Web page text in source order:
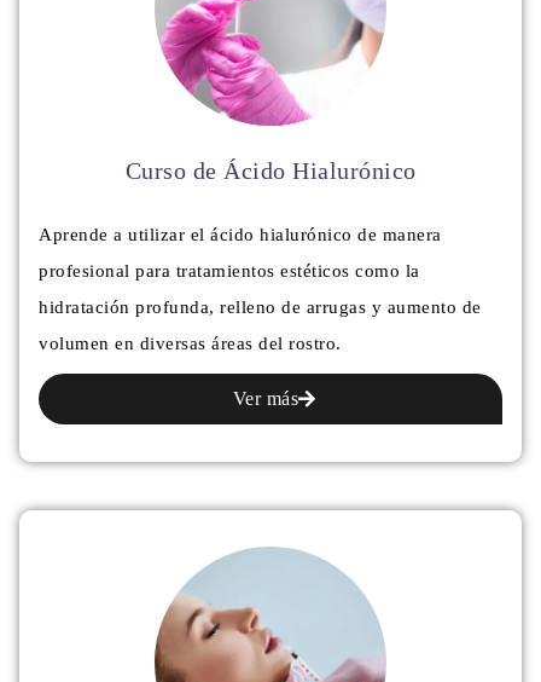
Curso de Ácido Hialurónico
Aprende a utilizar el ácido hialurónico de manera
profesional para tratamientos estéticos como la
hidratación profunda, relleno de arrugas y aumento de
volumen en diversas áreas del rostro.
Ver más